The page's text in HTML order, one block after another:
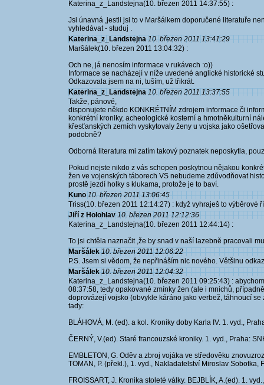
Katerina_z_Landstejna(10. březen 2011 14:37:55) :
Jsi únavná ,jestli jsi to v Maršálkem doporučené literatuře
vyhledávat - studuj .
Katerina_z_Landstejna 10. březen 2011 13:41:29
Maršálek(10. březen 2011 13:04:32) :
Och ne, já nenosím informace v rukávech :o))
Informace se nacházejí v níže uvedené anglické historické
Odkazovala jsem na ni, tuším, už třikrát.
Katerina_z_Landstejna 10. březen 2011 13:37:55
Takže, pánové,
disponujete někdo KONKRÉTNÍM zdrojem informace či
konkrétní kroniky, acheologické kosterní a hmotněkulturní
křesťanských zemích vyskytovaly ženy u vojska jako
podobně?
Odborná literatura mi zatím takový poznatek neposkytla,
Pokud nejste nikdo z vás schopen poskytnou nějakou
žen ve vojenských táborech VS nebudeme zdůvodňovat
prostě jezdí holky s klukama, protože je to baví.
Kuno 10. březen 2011 13:06:45
Triss(10. březen 2011 12:14:27) : když vyhraješ to výběrové
Jiří z Holohlav 10. březen 2011 12:12:36
Katerina_z_Landstejna(10. březen 2011 12:44:14) :
To jsi chtěla naznačit ,že by snad v naší lazebně pracovali
Maršálek 10. březen 2011 12:06:22
P.S. Jsem si vědom, že nepřináším nic nového. Většinu
Maršálek 10. březen 2011 12:04:32
Katerina_z_Landstejna(10. březen 2011 09:25:43) :
08:37:58, tedy opakované zmínky žen (ale i mnichů,
doprovázejí vojsko (obvykle káráno jako verbež, táhnoucí
tady:
BLÁHOVÁ, M. (ed). a kol. Kroniky doby Karla IV. 1. vyd.,
ČERNÝ, V.(ed). Staré francouzské kroniky. 1. vyd., Praha:
EMBLETON, G. Oděv a zbroj vojáka ve středověku
TOMAN, P. (překl.), 1. vyd., Nakladatelství Miroslav Sobotka,
FROISSART, J. Kronika stoleté války. BEJBLÍK, A.(ed). 1.